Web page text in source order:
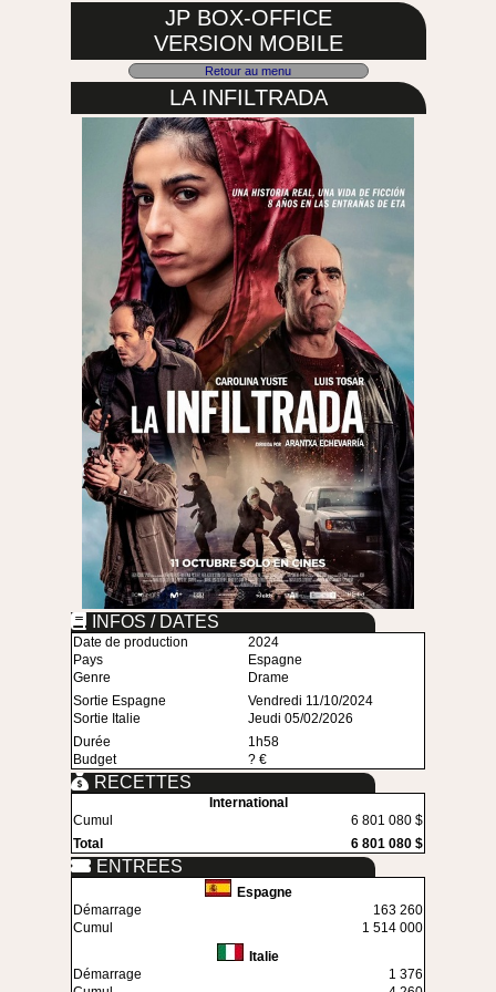
JP BOX-OFFICE
VERSION MOBILE
Retour au menu
LA INFILTRADA
INFOS / DATES
Date de production
2024
Pays
Espagne
Genre
Drame
Sortie Espagne
Vendredi 11/10/2024
Sortie Italie
Jeudi 05/02/2026
Durée
1h58
Budget
? €
RECETTES
International
Cumul
6 801 080 $
Total
6 801 080 $
ENTREES
Espagne
Démarrage
163 260
Cumul
1 514 000
Italie
Démarrage
1 376